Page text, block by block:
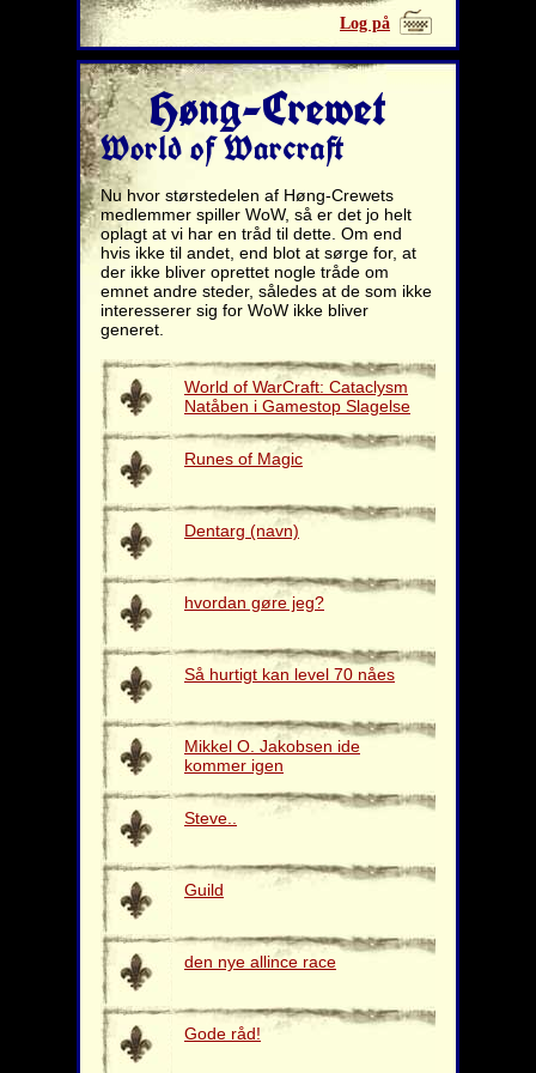
Log på
Høng-Crewet
World of Warcraft
Nu hvor størstedelen af Høng-Crewets
medlemmer spiller WoW, så er det jo helt
oplagt at vi har en tråd til dette. Om end
hvis ikke til andet, end blot at sørge for, at
der ikke bliver oprettet nogle tråde om
emnet andre steder, således at de som ikke
interesserer sig for WoW ikke bliver
generet.
World of WarCraft: Cataclysm
Natåben i Gamestop Slagelse
Runes of Magic
Dentarg (navn)
hvordan gøre jeg?
Så hurtigt kan level 70 nåes
Mikkel O. Jakobsen ide
kommer igen
Steve..
Guild
den nye allince race
Gode råd!